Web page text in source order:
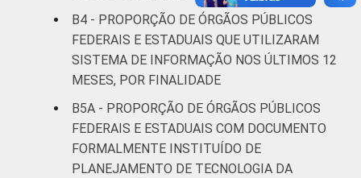
B4 - PROPORÇÃO DE ÓRGÃOS PÚBLICOS
FEDERAIS E ESTADUAIS QUE UTILIZARAM
SISTEMA DE INFORMAÇÃO NOS ÚLTIMOS 12
MESES, POR FINALIDADE
B5A - PROPORÇÃO DE ÓRGÃOS PÚBLICOS
FEDERAIS E ESTADUAIS COM DOCUMENTO
FORMALMENTE INSTITUÍDO DE
PLANEJAMENTO DE TECNOLOGIA DA